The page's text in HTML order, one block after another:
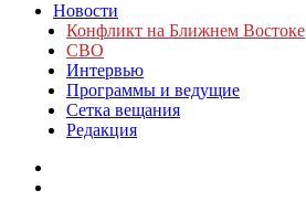
Новости
Конфликт на Ближнем Востоке
СВО
Интервью
Программы и ведущие
Сетка вещания
Редакция